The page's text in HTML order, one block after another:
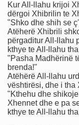
Kur All-llahu krijoi
dërgoi Xhibrilin te
"Shko dhe shih se
Atëherë Xhibrili
përgaditur All-llahu
kthye te All-llahu
"Pasha Madhërinë
brenda!"
Atëhërë All-llahu
vështirësi, dhe i tha
"Kthehu dhe
Xhennet dhe e pa
kthye te All-llahu
nga dështimi